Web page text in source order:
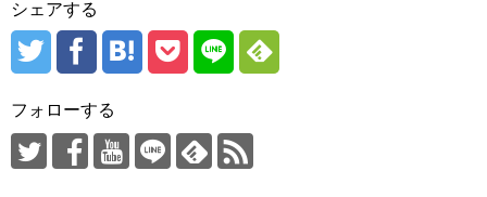
シェアする
フォローする